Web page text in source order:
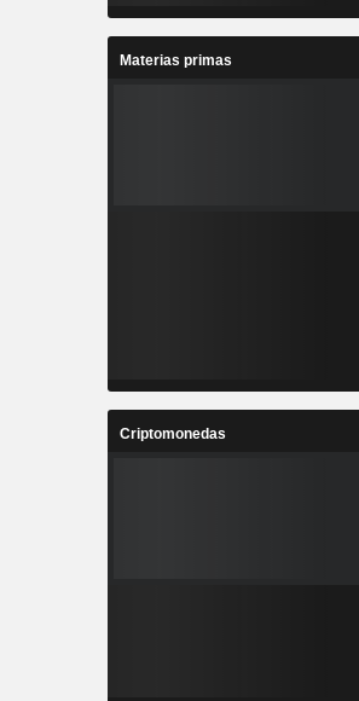
Materias primas
Criptomonedas